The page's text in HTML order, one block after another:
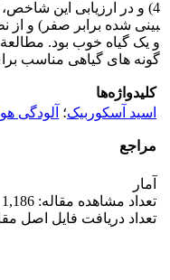
4) و در ارزیابی این شاخص، ردة خوب را به خود اختصاص داد.
و یک گیاه خوب بود.
گونه ­های گیاهی مناسب
کلیدواژه‌ها
اسید آسکوربیک؛ آلودگی هوا
مراجع
آمار
تعداد مشاهده مقاله: 1,186
تعداد دریافت فایل اصل مقاله: